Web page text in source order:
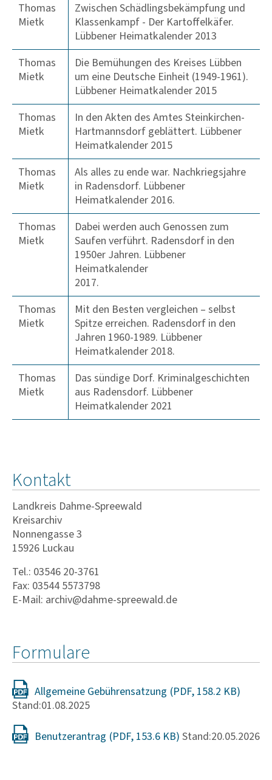
Thomas
Mietk
Zwischen Schädlingsbekämpfung und
Klassenkampf - Der Kartoffelkäfer.
Lübbener Heimatkalender 2013
Thomas
Mietk
Die Bemühungen des Kreises Lübben
um eine Deutsche Einheit (1949-1961).
Lübbener Heimatkalender 2015
Thomas
Mietk
In den Akten des Amtes Steinkirchen-
Hartmannsdorf geblättert. Lübbener
Heimatkalender 2015
Thomas
Mietk
Als alles zu ende war. Nachkriegsjahre
in Radensdorf. Lübbener
Heimatkalender 2016.
Thomas
Mietk
Dabei werden auch Genossen zum
Saufen verführt. Radensdorf in den
1950er Jahren. Lübbener
Heimatkalender
2017.
Thomas
Mietk
Mit den Besten vergleichen – selbst
Spitze erreichen. Radensdorf in den
Jahren 1960-1989. Lübbener
Heimatkalender 2018.
Thomas
Mietk
Das sündige Dorf. Kriminalgeschichten
aus Radensdorf. Lübbener
Heimatkalender 2021
Kontakt
Landkreis Dahme-Spreewald
Kreisarchiv
Nonnengasse 3
15926 Luckau
Tel.: 03546 20-3761
Fax: 03544 5573798
E-Mail: archiv@dahme-spreewald.de
Formulare
Allgemeine Gebührensatzung
Stand:01.08.2025
Benutzerantrag Stand:20.05.2026